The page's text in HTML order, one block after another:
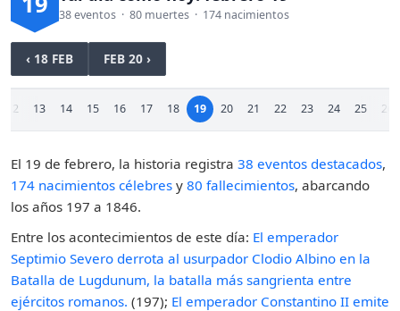
38 eventos · 80 muertes · 174 nacimientos
‹ 18 FEB FEB 20 ›
12 13 14 15 16 17 18 19 20 21 22 23 24 25 26
El 19 de febrero, la historia registra 38 eventos destacados,
174 nacimientos célebres y 80 fallecimientos, abarcando
los años 197 a 1846.
Entre los acontecimientos de este día: El emperador
Septimio Severo derrota al usurpador Clodio Albino en la
Batalla de Lugdunum, la batalla más sangrienta entre
ejércitos romanos. (197); El emperador Constantino II emite